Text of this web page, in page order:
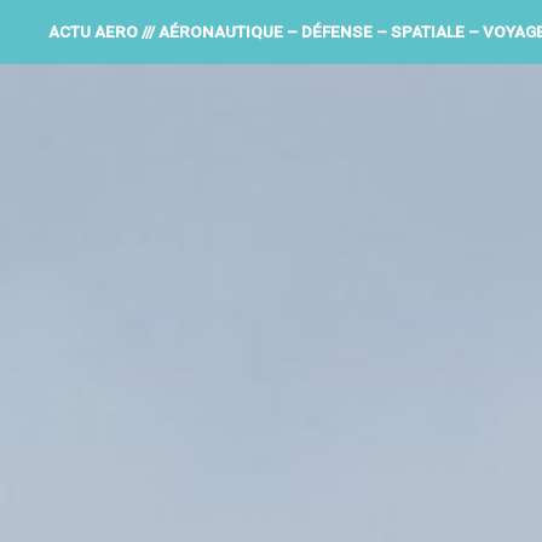
ACTU AERO /// AÉRONAUTIQUE – DÉFENSE – SPATIALE –